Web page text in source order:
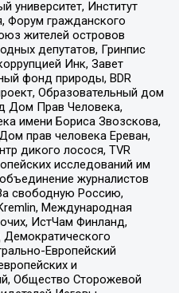
университет, Институт
Форум гражданского
жителей островов
депутатов, Гринпис
Инк, Завет
фонд природы, BDR
Образовательный дом
Дом Прав Человека,
имени Бориса Звозскова,
прав человека Ереван,
дикого лосося, TVR
исследований им
журналистов
свободную Россию,
Международная
ИстЧам Финланд,
Демократического
Европейский
и
Общество Сторожевой